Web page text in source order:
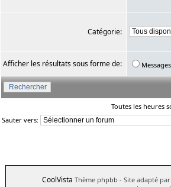
Catégorie:
Afficher les résultats sous forme de: Messages
Toutes les heures
Sauter vers:
CoolVista Thème phpbb - Site adapté par